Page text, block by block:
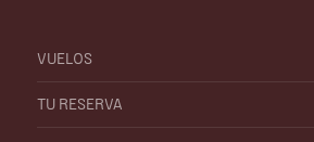
VUELOS
TU RESERVA